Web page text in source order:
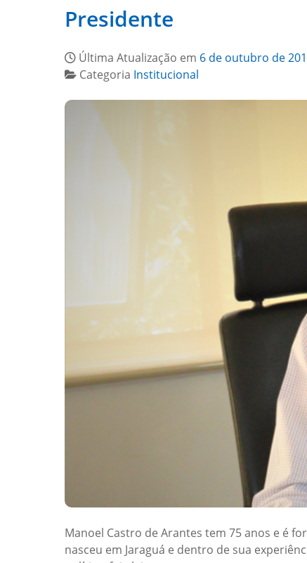
Presidente
Última Atualização em 6 de outubro de
Categoria Institucional
Manoel Castro de Arantes tem 75 anos e é
nasceu em Jaraguá e dentro de sua